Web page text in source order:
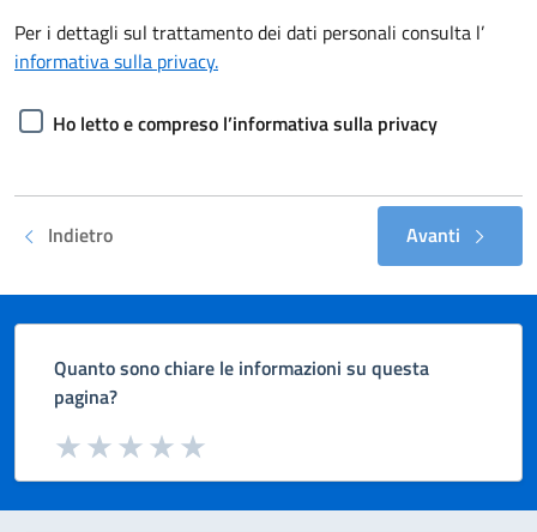
Per i dettagli sul trattamento dei dati personali consulta l’
informativa sulla privacy.
Ho letto e compreso l’informativa sulla privacy
Indietro Avanti
Quanto sono chiare le informazioni su questa
pagina?
Valuta da 1 a 5 stelle la pagina
Valuta 5 stelle su 5
Valuta 4 stelle su 5
Valuta 3 stelle su 5
Valuta 2 stelle su 5
Valuta 1 stelle su 5